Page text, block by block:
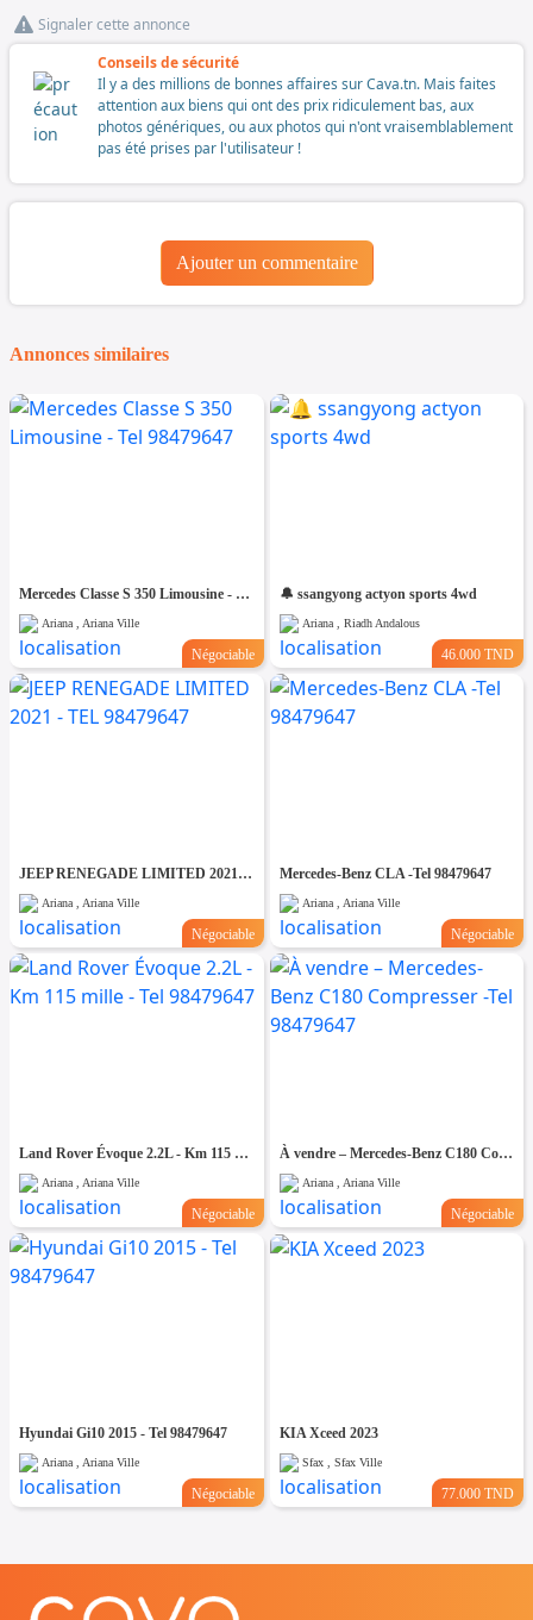
Signaler cette annonce
Conseils de sécurité
Il y a des millions de bonnes affaires sur Cava.tn. Mais faites
attention aux biens qui ont des prix ridiculement bas, aux
photos génériques, ou aux photos qui n'ont vraisemblablement
pas été prises par l'utilisateur !
Ajouter un commentaire
Annonces similaires
Mercedes Classe S 350 Limousine - Tel 98479647
Ariana , Ariana Ville
Négociable
🔔 ssangyong actyon sports 4wd
Ariana , Riadh Andalous
46.000 TND
JEEP RENEGADE LIMITED 2021 - TEL 98479647
Ariana , Ariana Ville
Négociable
Mercedes-Benz CLA -Tel 98479647
Ariana , Ariana Ville
Négociable
Land Rover Évoque 2.2L - Km 115 mille - Tel 98479647
Ariana , Ariana Ville
Négociable
À vendre – Mercedes-Benz C180 Compresser -Tel 98479647
Ariana , Ariana Ville
Négociable
Hyundai Gi10 2015 - Tel 98479647
Ariana , Ariana Ville
Négociable
KIA Xceed 2023
Sfax , Sfax Ville
77.000 TND